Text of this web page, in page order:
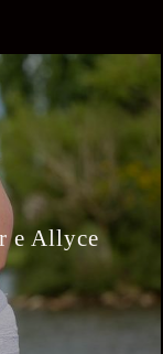
e Allyce